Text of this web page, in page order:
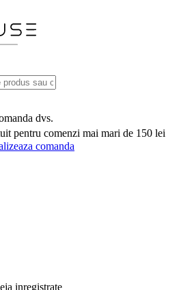
dvs.
pentru comenzi mai mari de 150 lei
comanda
inregistrate